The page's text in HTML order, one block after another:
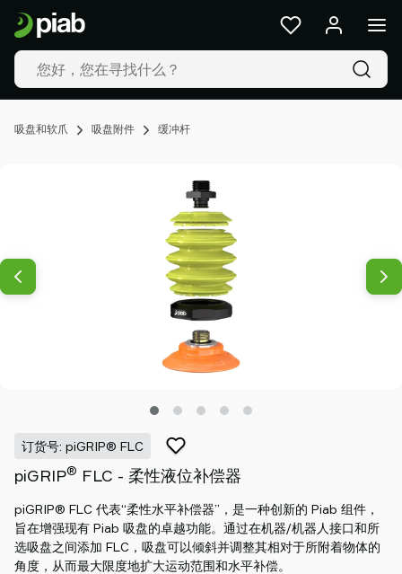
吸盘和软爪 吸盘附件 缓冲杆
订货号: piGRIP® FLC
piGRIP® FLC - 柔性液位补偿器
piGRIP® FLC 代表“柔性水平补偿器”，是一种创新的 Piab 组件，
旨在增强现有 Piab 吸盘的卓越功能。通过在机器/机器人接口和所
选吸盘之间添加 FLC，吸盘可以倾斜并调整其相对于所附着物体的
角度，从而最大限度地扩大运动范围和水平补偿。
产
品
及
解
决
案
技
术
Group
联
我
们
支